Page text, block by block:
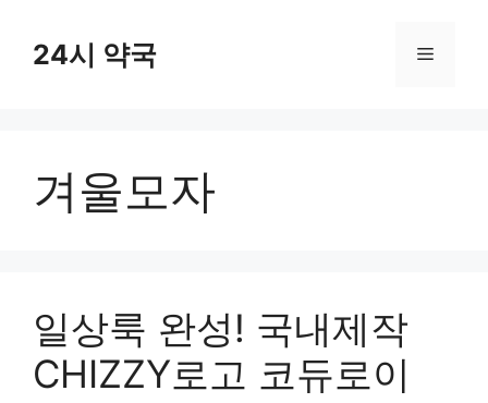
24시 약국 메
겨울모자
일상룩 완성! 국내제작
CHIZZY로고 코듀로이